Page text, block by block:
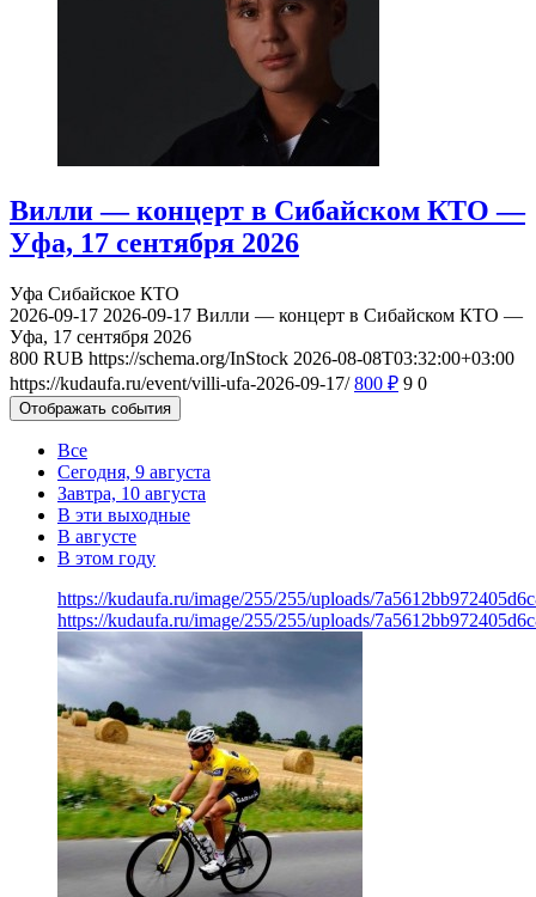
Вилли — концерт в Сибайском КТО —
Уфа, 17 сентября 2026
Уфа Сибайское КТО
2026-09-17 2026-09-17 Вилли — концерт в Сибайском КТО —
Уфа, 17 сентября 2026
800 RUB https://schema.org/InStock 2026-08-08T03:32:00+03:00
https://kudaufa.ru/event/villi-ufa-2026-09-17/ 800 ₽ 9 0
Отображать события
Все
Сегодня, 9 августа
Завтра, 10 августа
В эти выходные
В августе
В этом году
https://kudaufa.ru/image/255/255/uploads/
https://kudaufa.ru/image/255/255/uploads/